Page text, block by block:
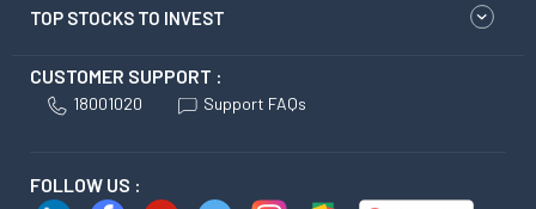
TOP STOCKS TO INVEST
CUSTOMER SUPPORT :
18001020 Support FAQs
FOLLOW US :